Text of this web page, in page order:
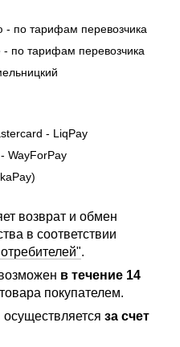
- по тарифам перевозчика
- по тарифам перевозчика
- LiqPay
WayForPay
возврат и обмен
в соответствии
.
в течение 14
покупателем.
за счет